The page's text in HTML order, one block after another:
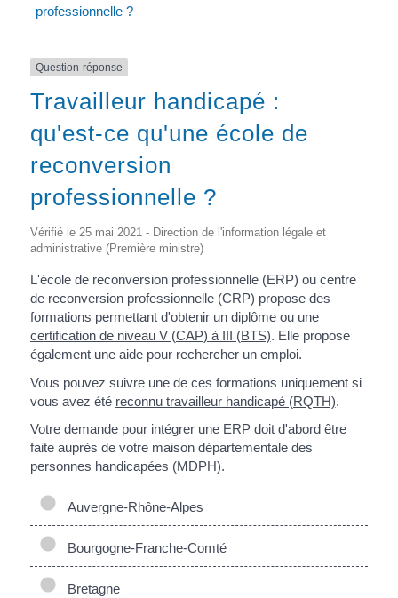
professionnelle ?
Question-réponse
Travailleur handicapé :
qu'est-ce qu'une école de
reconversion
professionnelle ?
Vérifié le 25 mai 2021 - Direction de l'information légale et
administrative (Première ministre)
L'école de reconversion professionnelle (ERP) ou centre
de reconversion professionnelle (CRP) propose des
formations permettant d'obtenir un diplôme ou une
certification de niveau V (CAP) à III (BTS). Elle propose
également une aide pour rechercher un emploi.
Vous pouvez suivre une de ces formations uniquement si
vous avez été reconnu travailleur handicapé (RQTH).
Votre demande pour intégrer une ERP doit d'abord être
faite auprès de votre maison départementale des
personnes handicapées (MDPH).
Auvergne-Rhône-Alpes
Bourgogne-Franche-Comté
Bretagne